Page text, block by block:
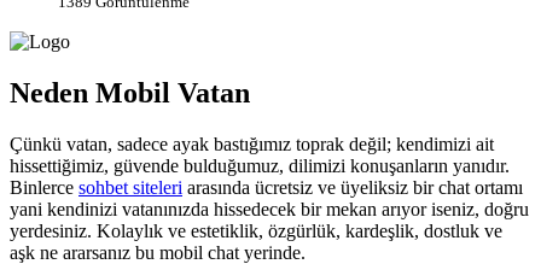
Neden Mobil Vatan
Çünkü vatan, sadece ayak bastığımız toprak değil; kendimizi ait
hissettiğimiz, güvende bulduğumuz, dilimizi konuşanların yanıdır.
Binlerce sohbet siteleri arasında ücretsiz ve üyeliksiz bir chat ortamı
yani kendinizi vatanınızda hissedecek bir mekan arıyor iseniz, doğru
yerdesiniz. Kolaylık ve estetiklik, özgürlük, kardeşlik, dostluk ve
aşk ne ararsanız bu mobil chat yerinde.